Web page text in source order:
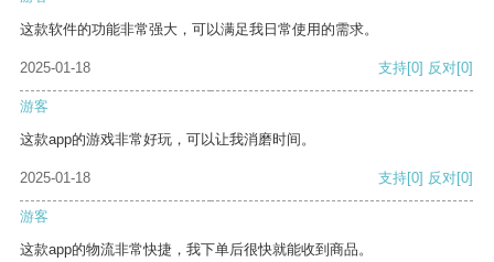
这款软件的功能非常强大，可以满足我日常使用的需求。
2025-01-18 支持[0] 反对[0]
游客
这款app的游戏非常好玩，可以让我消磨时间。
2025-01-18 支持[0] 反对[0]
游客
这款app的物流非常快捷，我下单后很快就能收到商品。